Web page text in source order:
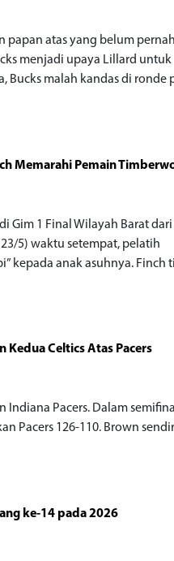
papan atas yang belum
menjadi upaya Lillard untuk
Bucks malah kandas di ronde
Memarahi Pemain
Gim 1 Final Wilayah Barat
5) waktu setempat, pelatih
kepada anak asuhnya. Finch
Kedua Celtics Atas Pacers
Indiana Pacers. Dalam
Pacers 126-110. Brown
ke-14 pada 2026